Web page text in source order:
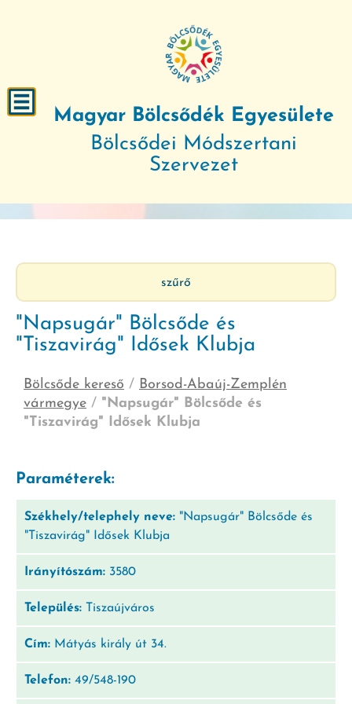
Magyar Bölcsődék Egyesülete
Bölcsődei Módszertani
Szervezet
szűrő
"Napsugár" Bölcsőde és
"Tiszavirág" Idősek Klubja
Bölcsőde kereső / Borsod-Abaúj-Zemplén
vármegye / "Napsugár" Bölcsőde és
"Tiszavirág" Idősek Klubja
Paraméterek:
Székhely/telephely neve: "Napsugár" Bölcsőde és
"Tiszavirág" Idősek Klubja
Irányítószám: 3580
Település: Tiszaújváros
Cím: Mátyás király út 34.
Telefon: 49/548-190